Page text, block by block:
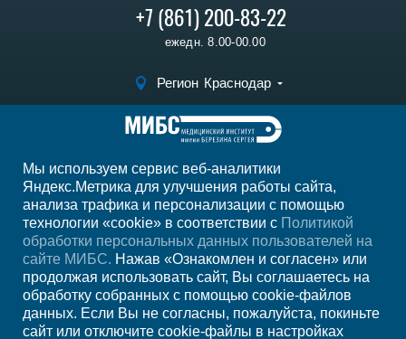
+7 (861) 200-83-22
ежедн. 8.00-00.00
Регион Краснодар
Записаться на
прием
Мы в социальных сетях
Мы используем сервис веб-аналитики
Яндекс.Метрика для улучшения работы сайта,
анализа трафика и персонализации с помощью
технологии «cookie» в соответствии с Политикой
обработки персональных данных пользователей на
сайте МИБС. Нажав «Ознакомлен и согласен» или
продолжая использовать сайт, Вы соглашаетесь на
обработку собранных с помощью cookie-файлов
данных. Если Вы не согласны, пожалуйста, покиньте
сайт или отключите cookie-файлы в настройках